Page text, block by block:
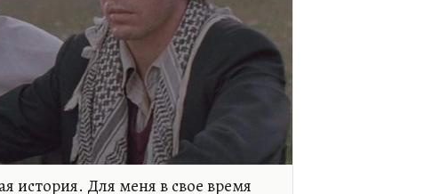
история. Для меня в свое время